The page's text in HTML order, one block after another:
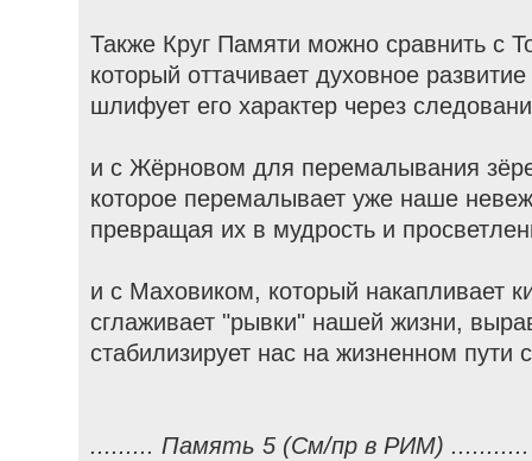
Также Круг Памяти можно сравнить с
который оттачивает духовное
шлифует его характер через
и с Жёрновом для перемалывания
которое перемалывает уже наше
превращая их в мудрость и
и с Маховиком, который накапливает
сглаживает "рывки" нашей жизни,
стабилизирует нас на жизненном
......... Память 5 (См/пр в РИМ) ...........